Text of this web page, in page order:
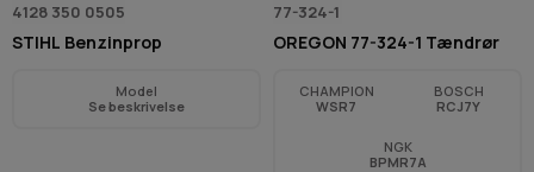
4128 350 0505
STIHL Benzinprop
Model
Se beskrivelse
77-324-1
OREGON 77-324-1 Tændrør
CHAMPION
WSR7
BOSCH
RCJ7Y
NGK
BPMR7A